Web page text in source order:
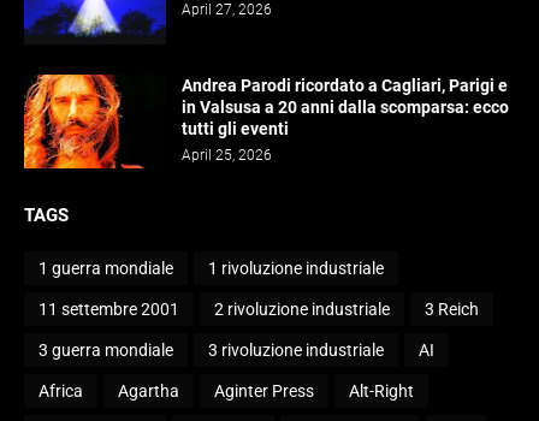
April 27, 2026
Andrea Parodi ricordato a Cagliari, Parigi e
in Valsusa a 20 anni dalla scomparsa: ecco
tutti gli eventi
April 25, 2026
TAGS
1 guerra mondiale 1 rivoluzione industriale
11 settembre 2001 2 rivoluzione industriale 3 Reich
3 guerra mondiale 3 rivoluzione industriale AI
Africa Agartha Aginter Press Alt-Right